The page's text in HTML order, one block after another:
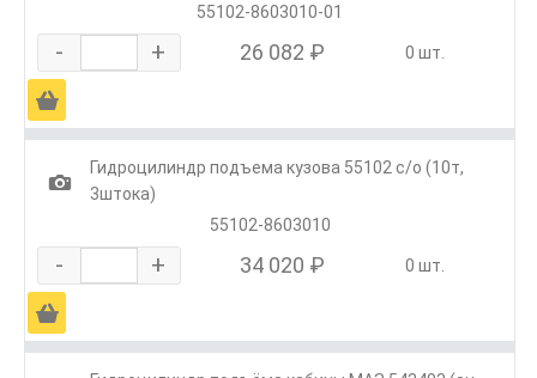
55102-8603010-01
- + 26 082 ₽ 0 шт.
Ä
1
Гидроцилиндр подъема кузова 55102 с/о (10т,
3штока)
55102-8603010
- + 34 020 ₽ 0 шт.
Ä